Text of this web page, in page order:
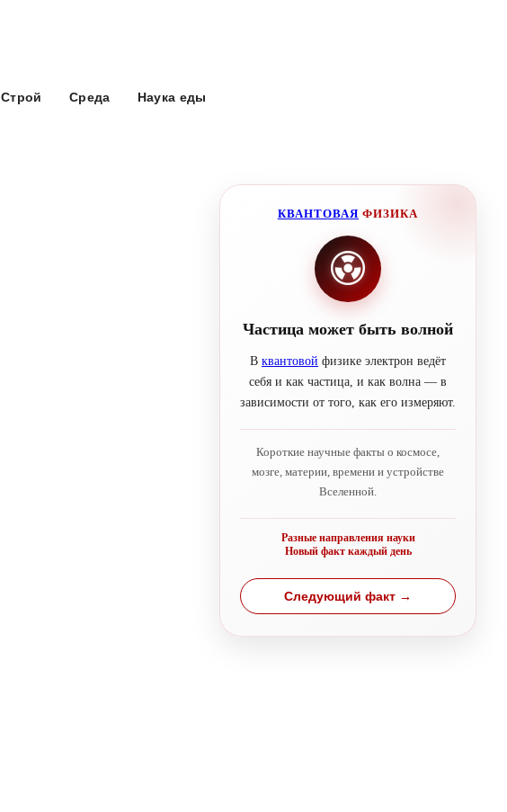
Строй Среда Наука еды
КВАНТОВАЯ ФИЗИКА
Частица может быть волной
В квантовой физике электрон ведёт
себя и как частица, и как волна — в
зависимости от того, как его измеряют.
Короткие научные факты о космосе,
мозге, материи, времени и устройстве
Вселенной.
Разные направления науки
Новый факт каждый день
Следующий факт →